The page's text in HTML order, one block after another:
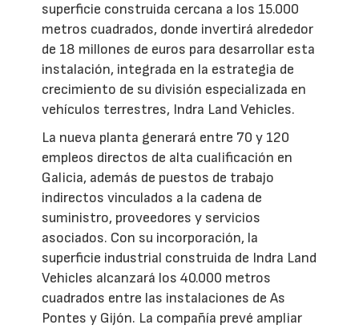
superficie construida cercana a los 15.000
metros cuadrados, donde invertirá alrededor
de 18 millones de euros para desarrollar esta
instalación, integrada en la estrategia de
crecimiento de su división especializada en
vehículos terrestres, Indra Land Vehicles.
La nueva planta generará entre 70 y 120
empleos directos de alta cualificación en
Galicia, además de puestos de trabajo
indirectos vinculados a la cadena de
suministro, proveedores y servicios
asociados. Con su incorporación, la
superficie industrial construida de Indra Land
Vehicles alcanzará los 40.000 metros
cuadrados entre las instalaciones de As
Pontes y Gijón. La compañía prevé ampliar